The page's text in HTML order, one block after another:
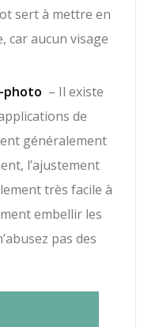
sert à mettre en
car aucun visage
photo – Il existe
de
généralement
l’ajustement
très facile à
embellir les
pas des